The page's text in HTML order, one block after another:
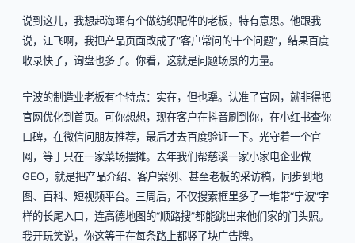
说到这儿，我想起海曙有个做纺织配件的老板，特有意思。他跟我
说，江飞啊，我把产品页面改成了“客户常问的十个问题”，结果百度
收录快了，询盘也多了。你看，这就是问题场景的力量。
宁波的制造业老板有个特点：实在，但也犟。认准了官网，就非得把
官网优化到首页。可你想想，现在客户在抖音刷到你，在小红书查你
口碑，在微信问朋友推荐，最后才去百度验证一下。光守着一个官
网，等于只在一家菜场摆摊。去年我们帮慈溪一家小家电企业做
GEO，就是把产品介绍、客户案例、甚至老板的采访稿，同步到地
图、百科、短视频平台。三周后，不仅搜索框里多了一堆带“宁波”字
样的长尾入口，连高德地图的“顺路搜”都能跳出来他们家的门头照。
我开玩笑说，你这等于在每条路上都竖了块广告牌。